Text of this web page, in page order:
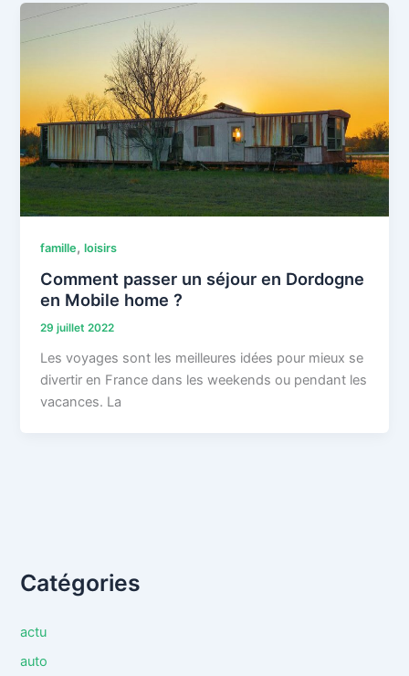
famille,loisirs
Comment passer un séjour en Dordogne
en Mobile home ?
29 juillet 2022
Les voyages sont les meilleures idées pour mieux se
divertir en France dans les weekends ou pendant les
vacances. La
Catégories
actu
auto